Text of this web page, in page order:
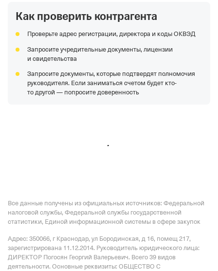
Как проверить контрагента
Проверьте адрес регистрации, директора и коды ОКВЭД
Запросите учредительные документы, лицензии
и свидетельства
Запросите документы, которые подтвердят полномочия
руководителя. Если заниматься счетом будет кто-
то другой — попросите доверенность
Все данные получены из официальных источников: Федеральной
налоговой службы, Федеральной службы государственной
статистики, Единой информационной системы в сфере закупок
Адрес: 350066, г Краснодар, ул Бородинская, д 16, помещ 217,
зарегистрирована 11.12.2014. Руководитель юридического лица:
ДИРЕКТОР Погосян Георгий Валерьевич. Всего 39 видов
деятельности. Основные реквизиты: ОБЩЕСТВО С